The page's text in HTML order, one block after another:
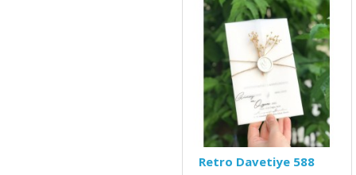
Retro Davetiye 588